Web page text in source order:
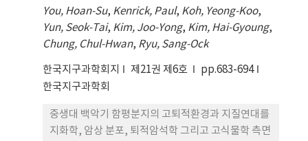
나타난다. 따라서 고성층과 다대포층이 시간층서적으
로 상호 대비될 가능성은 거의 없는 것이다.
분과는 연관성을 보이지 않고, 깊이에 따라 증가하는
것으로 나타난다. 이 연구는 표면파 역산이 연약지반
의 S파 속도구조를 밝히는 데 효과적으로 사용될 수
있음을 보여준다. 또한 표면파 역산 방법은 연약지반
에 흔히 존재하는 지표에 가까운 지하수면, 또는 저속
도 층으로 인한 굴절파 탐사방법의 한계를 극복할 수
있는 방법을 제공한다.
You, Hoan-Su, Kenrick, Paul, Koh, Yeong-Koo,
Yun, Seok-Tai, Kim, Joo-Yong, Kim, Hai-Gyoung,
Chung, Chul-Hwan, Ryu, Sang-Ock
한국지구과학회지 제21권 제6호
pp.683-694
한국지구과학회
중생대 백악기 함평분지의 고퇴적환경과 지질연대를
지화학, 암상 분포, 퇴적암석학 그리고 고식물학 측면